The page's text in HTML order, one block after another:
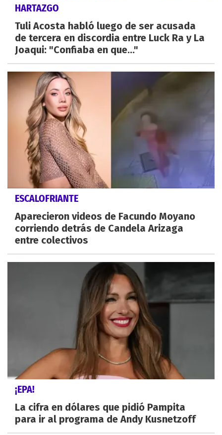
HARTAZGO
Tuli Acosta habló luego de ser acusada
de tercera en discordia entre Luck Ra y La
Joaqui: "Confiaba en que..."
ESCALOFRIANTE
Aparecieron videos de Facundo Moyano
corriendo detrás de Candela Arizaga
entre colectivos
¡EPA!
La cifra en dólares que pidió Pampita
para ir al programa de Andy Kusnetzoff